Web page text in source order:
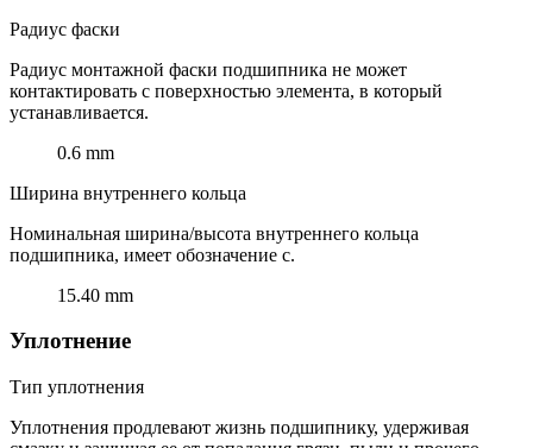
Радиус фаски
Радиус монтажной фаски подшипника не может
контактировать с поверхностью элемента, в который
устанавливается.
0.6 mm
Ширина внутреннего кольца
Номинальная ширина/высота внутреннего кольца
подшипника, имеет обозначение c.
15.40 mm
Уплотнение
Тип уплотнения
Уплотнения продлевают жизнь подшипнику, удерживая